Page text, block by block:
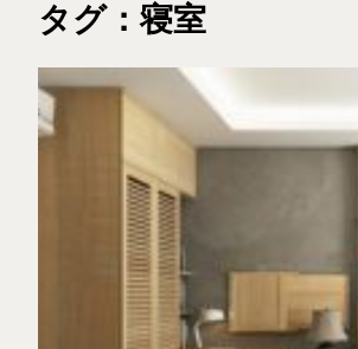
タグ：寝室